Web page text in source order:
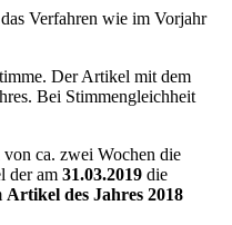
Verfahren wie im Vorjahr
Der Artikel mit dem
Bei Stimmengleichheit
ca. zwei Wochen die
der am 31.03.2019 die
Artikel des Jahres 2018